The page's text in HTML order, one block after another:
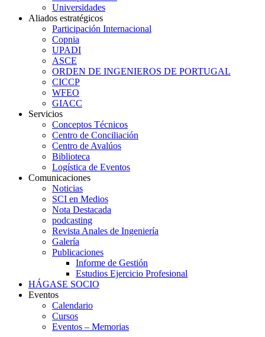
Universidades
Aliados estratégicos
Participación Internacional
Copnia
UPADI
ASCE
ORDEN DE INGENIEROS DE PORTUGAL
CICCP
WFEO
GIACC
Servicios
Conceptos Técnicos
Centro de Conciliación
Centro de Avalúos
Biblioteca
Logística de Eventos
Comunicaciones
Noticias
SCI en Medios
Nota Destacada
podcasting
Revista Anales de Ingeniería
Galería
Publicaciones
Informe de Gestión
Estudios Ejercicio Profesional
HÁGASE SOCIO
Eventos
Calendario
Cursos
Eventos – Memorias